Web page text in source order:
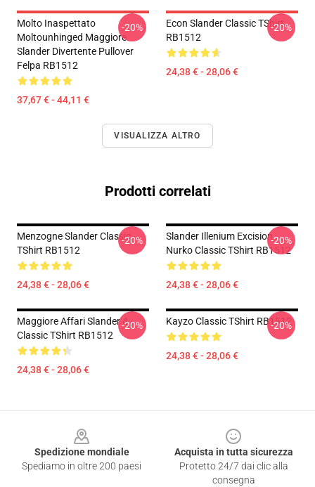
Molto Inaspettato
Moltounhinged Maggiore
Slander Divertente Pullover
Felpa RB1512
37,67 € - 44,11 €
-20%
Econ Slander Classic TShirt
RB1512
24,38 € - 28,06 €
-20%
VISUALIZZA ALTRO
Prodotti correlati
Menzogne Slander Classic
TShirt RB1512
24,38 € - 28,06 €
-20%
Slander Illenium Excision
Nurko Classic TShirt RB1512
24,38 € - 28,06 €
-20%
Maggiore Affari Slander 4
Classic TShirt RB1512
24,38 € - 28,06 €
-20% Kayzo Classic TShirt RB1512
24,38 € - 28,06 €
-20%
Spedizione mondiale
Spediamo in oltre 200 paesi
Acquista in tutta sicurezza
Protetto 24/7 dai clic alla
consegna